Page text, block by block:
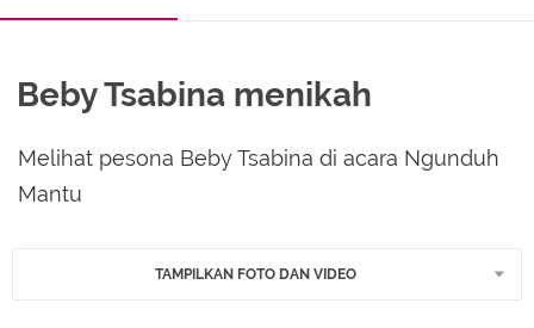
Beby Tsabina menikah
Melihat pesona Beby Tsabina di acara Ngunduh
Mantu
TAMPILKAN FOTO DAN VIDEO